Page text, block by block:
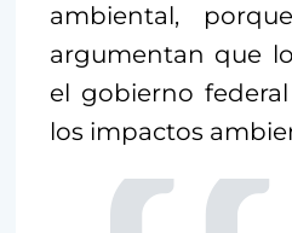
ambiental,
argumentan que
el gobierno
los impactos